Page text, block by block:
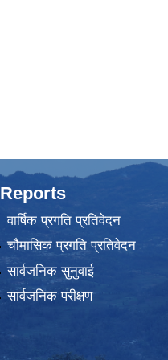
Reports
वार्षिक प्रगति प्रतिवेदन
चौमासिक प्रगति प्रतिवेदन
सार्वजनिक सुनुवाई
सार्वजनिक परीक्षण